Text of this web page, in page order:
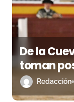
De la
toman
una larga
Redacción